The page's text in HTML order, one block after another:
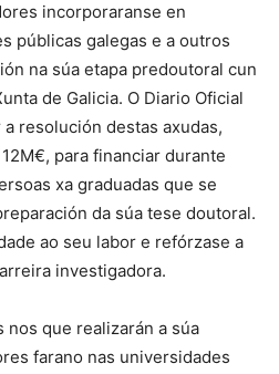
incorporaranse en
públicas galegas e a outros
na súa etapa predoutoral cun
de Galicia. O Diario Oficial
resolución destas axudas,
para financiar durante
xa graduadas que se
da súa tese doutoral.
ao seu labor e refórzase a
investigadora.
nos que realizarán a súa
farano nas universidades